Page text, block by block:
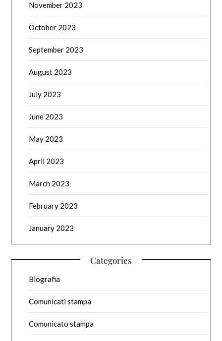
November 2023
October 2023
September 2023
August 2023
July 2023
June 2023
May 2023
April 2023
March 2023
February 2023
January 2023
Categories
Biografia
Comunicati stampa
Comunicato stampa